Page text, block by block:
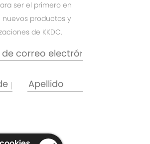
ser el primero en
productos y
de KKDC.